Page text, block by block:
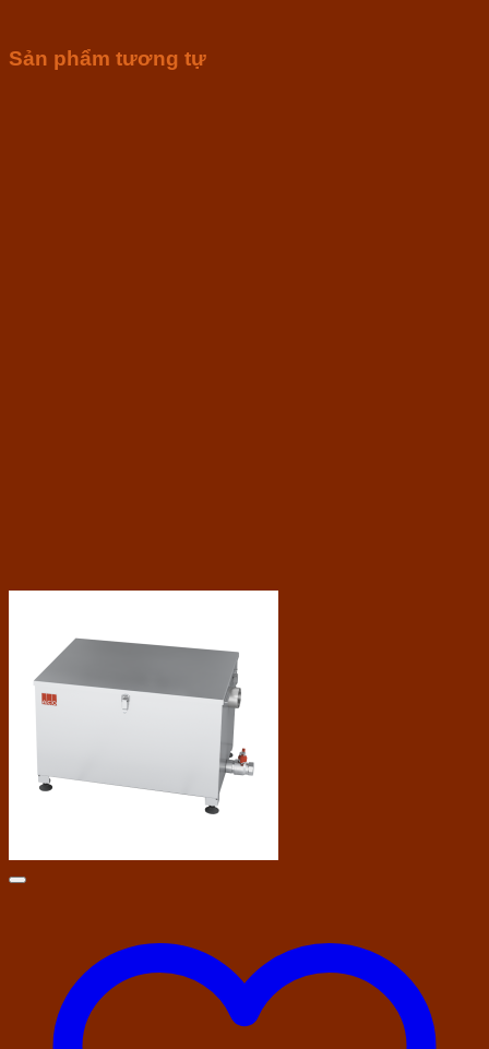
Sản phẩm tương tự